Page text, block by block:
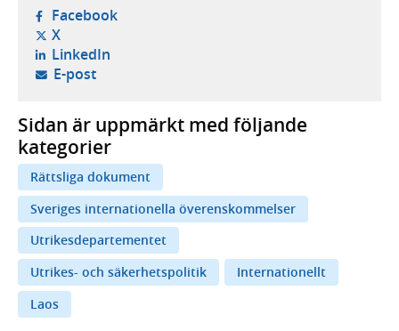
Facebook- öppnas i ny flik, extern webbplats,
X- öppnas i ny flik, extern webbplats,
LinkedIn- öppnas i ny flik, extern webbplats,
E-post- öppnar din e-postklient,
Sidan är uppmärkt med följande
kategorier
Rättsliga dokument
Sveriges internationella överenskommelser
Utrikesdepartementet
Utrikes- och säkerhetspolitik
Internationellt
Laos